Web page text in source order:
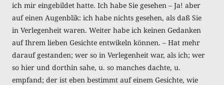
ich mir eingebildet hatte. Ich habe Sie gesehen – Ja! aber
auf einen Augenblik: ich habe nichts gesehen, als daß Sie
in Verlegenheit waren. Weiter habe ich keinen Gedanken
auf Ihrem lieben Gesichte entwikeln können. – Hat mehr
darauf gestanden; wer so in Verlegenheit war, als ich; wer
so hier und dorthin sahe, u. so manches dachte, u.
empfand; der ist eben bestimmt auf einem Gesichte, wie